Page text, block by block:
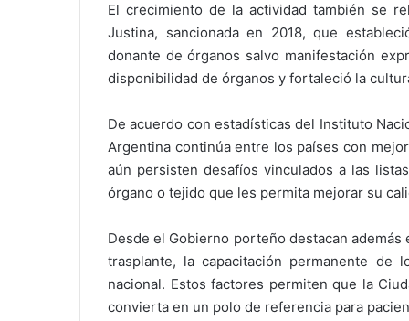
El crecimiento de la actividad también se
Justina, sancionada en 2018, que
donante de órganos salvo manifestación
disponibilidad de órganos y fortaleció la
De acuerdo con estadísticas del Instituto
Argentina continúa entre los países con
aún persisten desafíos vinculados a las
órgano o tejido que les permita mejorar su
Desde el Gobierno porteño destacan
trasplante, la capacitación permanente
nacional. Estos factores permiten que la
convierta en un polo de referencia para